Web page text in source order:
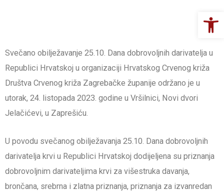
Svečano obilježavanje 25.10. Dana dobrovoljnih darivatelja u
Republici Hrvatskoj u organizaciji Hrvatskog Crvenog križa
Društva Crvenog križa Zagrebačke županije održano je u
utorak, 24. listopada 2023. godine u Vršilnici, Novi dvori
Jelačićevi, u Zaprešiću.
U povodu svečanog obilježavanja 25.10. Dana dobrovoljnih
darivatelja krvi u Republici Hrvatskoj dodijeljena su priznanja
dobrovoljnim darivateljima krvi za višestruka davanja,
brončana, srebrna i zlatna priznanja, priznanja za izvanredan